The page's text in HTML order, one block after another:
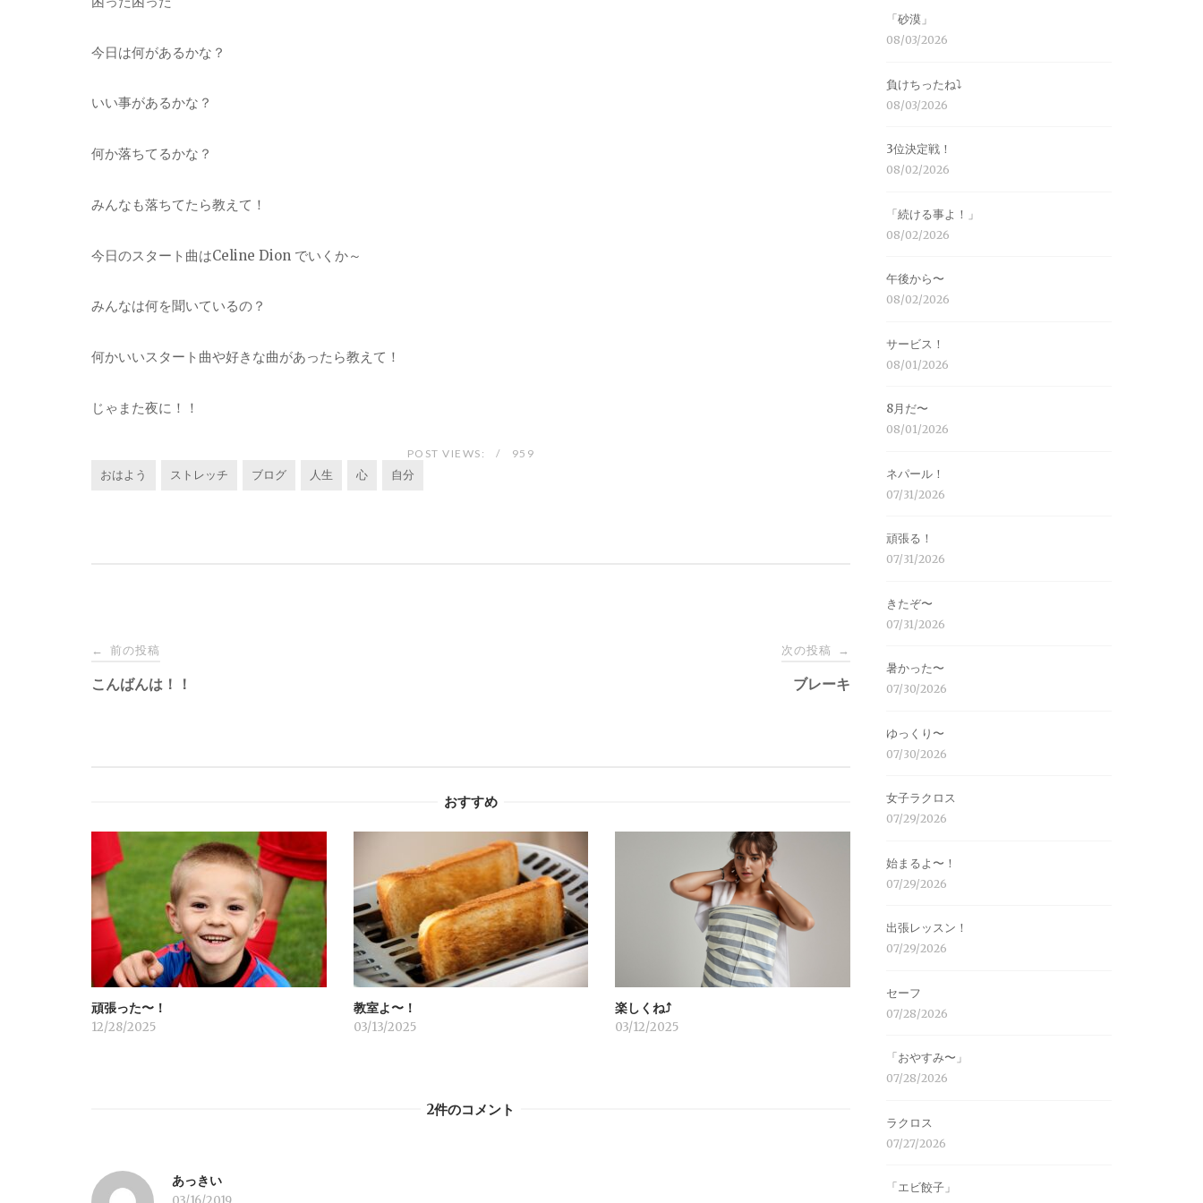
今日は何があるかな？
いい事があるかな？
何か落ちてるかな？
みんなも落ちてたら教えて！
今日のスタート曲はCeline Dion でいくか～
みんなは何を聞いているの？
何かいいスタート曲や好きな曲があったら教えて！
じゃまた夜に！！
POST VIEWS: 959
おはよう ストレッチ ブログ 人生 心 自分
投
稿
ゲ
ー
シ
ョ
ン
← 前の投稿
こんばんは！！
次の投稿 →
ブレーキ
おすすめ
頑張った〜！
12/28/2025
教室よ〜！
03/13/2025
楽しくね⤴︎
03/12/2025
2件のコメント
あっきい
「砂漠」
08/03/2026
負けちったね⤵︎
08/03/2026
3位決定戦！
08/02/2026
「続ける事よ！」
08/02/2026
午後から〜
08/02/2026
サービス！
08/01/2026
8月だ〜
08/01/2026
ネパール！
07/31/2026
頑張る！
07/31/2026
きたぞ〜
07/31/2026
暑かった〜
07/30/2026
ゆっくり〜
07/30/2026
女子ラクロス
07/29/2026
始まるよ〜！
07/29/2026
出張レッスン！
07/29/2026
セーフ
07/28/2026
「おやすみ〜」
07/28/2026
ラクロス
07/27/2026
「エビ餃子」